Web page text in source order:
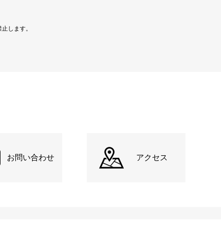
します。
お問い合わせ アクセス